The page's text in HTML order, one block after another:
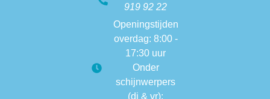
919 92 22
Openingstijden
overdag: 8:00 -
17:30 uur
Onder
schijnwerpers
(di & vr):